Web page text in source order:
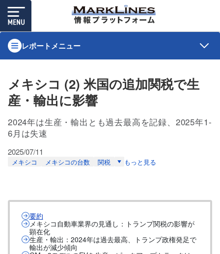
レポートメニュー
メキシコ (2) 米国の追加関税で生
産・輸出に影響
2024年は生産・輸出とも過去最高を記録、2025年1-
6月は失速
2025/07/11
メキシコ メキシコの台数 関税 もっと見る
要約
メキシコ自動車業界の見通し：トランプ関税の影響が
顕在化
生産・輸出：2024年は過去最高、トランプ政権発足で
輸出が減少傾向